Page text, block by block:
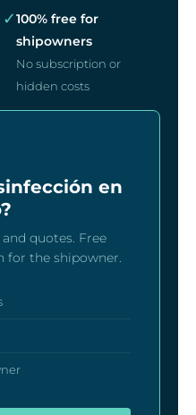
✓100% free for
shipowners
No subscription or
hidden costs
en
quotes. Free
for the shipowner.